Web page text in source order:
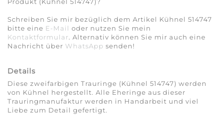
Produkt (Kühnel 514747)?
Schreiben Sie mir bezüglich dem Artikel Kühnel 514747
bitte eine E-Mail oder nutzen Sie mein
Kontaktformular. Alternativ können Sie mir auch eine
Nachricht über WhatsApp senden!
Details
Diese zweifarbigen Trauringe (Kühnel 514747) werden
von Kühnel hergestellt. Alle Eheringe aus dieser
Trauringmanufaktur werden in Handarbeit und viel
Liebe zum Detail gefertigt.